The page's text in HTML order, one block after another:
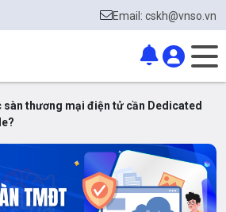
Email: cskh@vnso.vn
sàn thương mại điện tử cần Dedicated